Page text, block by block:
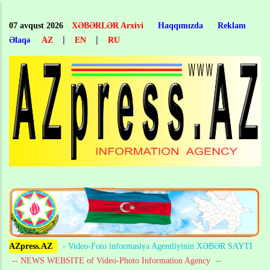
main
content
07 avqust 2026 XƏBƏRLƏR Arxivi Haqqımızda
Reklam
Əlaqə
AZ | EN | RU
AZpress.AZ
- Video-Foto informasiya Agentliyinin XƏBƏR SAYTI
-- NEWS WEBSITE of Video-Photo Information Agency --